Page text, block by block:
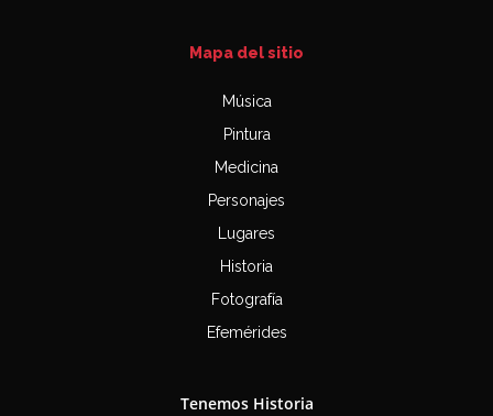
Mapa del sitio
Música
Pintura
Medicina
Personajes
Lugares
Historia
Fotografía
Efemérides
Tenemos Historia